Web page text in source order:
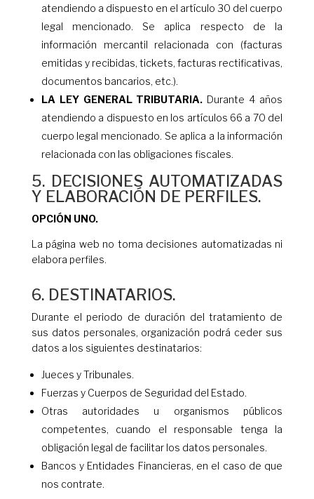
atendiendo a dispuesto en el artículo 30 del cuerpo
legal mencionado. Se aplica respecto de la
información mercantil relacionada con (facturas
emitidas y recibidas, tickets, facturas rectificativas,
documentos bancarios, etc.).
LA LEY GENERAL TRIBUTARIA. Durante 4 años
atendiendo a dispuesto en los artículos 66 a 70 del
cuerpo legal mencionado. Se aplica a la información
relacionada con las obligaciones fiscales.
5. DECISIONES AUTOMATIZADAS
Y ELABORACIÓN DE PERFILES.
OPCIÓN UNO.
La página web no toma decisiones automatizadas ni
elabora perfiles.
6. DESTINATARIOS.
Durante el periodo de duración del tratamiento de
sus datos personales, organización podrá ceder sus
datos a los siguientes destinatarios:
Jueces y Tribunales.
Fuerzas y Cuerpos de Seguridad del Estado.
Otras autoridades u organismos públicos
competentes, cuando el responsable tenga la
obligación legal de facilitar los datos personales.
Bancos y Entidades Financieras, en el caso de que
nos contrate.